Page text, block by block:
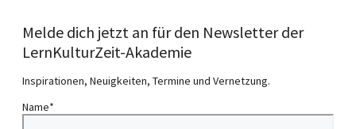
Melde dich jetzt an für den Newsletter der
LernKulturZeit-Akademie
Inspirationen, Neuigkeiten, Termine und Vernetzung.
Name*